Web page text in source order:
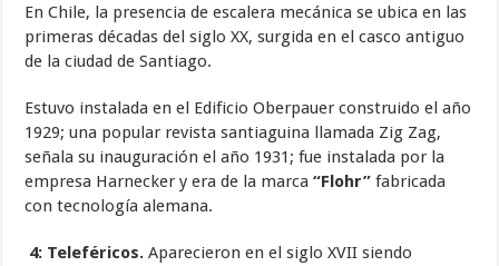
En Chile, la presencia de escalera mecánica se ubica en las
primeras décadas del siglo XX, surgida en el casco antiguo
de la ciudad de Santiago.
Estuvo instalada en el Edificio Oberpauer construido el año
1929; una popular revista santiaguina llamada Zig Zag,
señala su inauguración el año 1931; fue instalada por la
empresa Harnecker y era de la marca“Flohr” fabricada
con tecnología alemana.
4: Teleféricos.Aparecieron en el siglo XVII siendo